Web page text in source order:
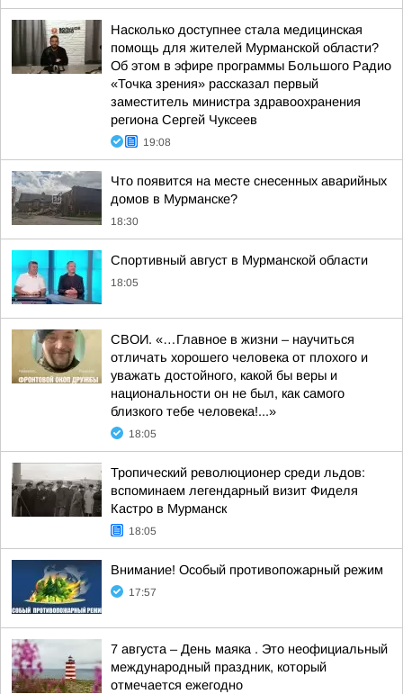
Насколько доступнее стала медицинская
помощь для жителей Мурманской области?
Об этом в эфире программы Большого Радио
«Точка зрения» рассказал первый
заместитель министра здравоохранения
региона Сергей Чуксеев
19:08
Что появится на месте снесенных аварийных
домов в Мурманске?
18:30
Спортивный август в Мурманской области
18:05
СВОИ. «…Главное в жизни – научиться
отличать хорошего человека от плохого и
уважать достойного, какой бы веры и
национальности он не был, как самого
близкого тебе человека!...»
18:05
Тропический революционер среди льдов:
вспоминаем легендарный визит Фиделя
Кастро в Мурманск
18:05
Внимание! Особый противопожарный режим
17:57
7 августа – День маяка . Это неофициальный
международный праздник, который
отмечается ежегодно